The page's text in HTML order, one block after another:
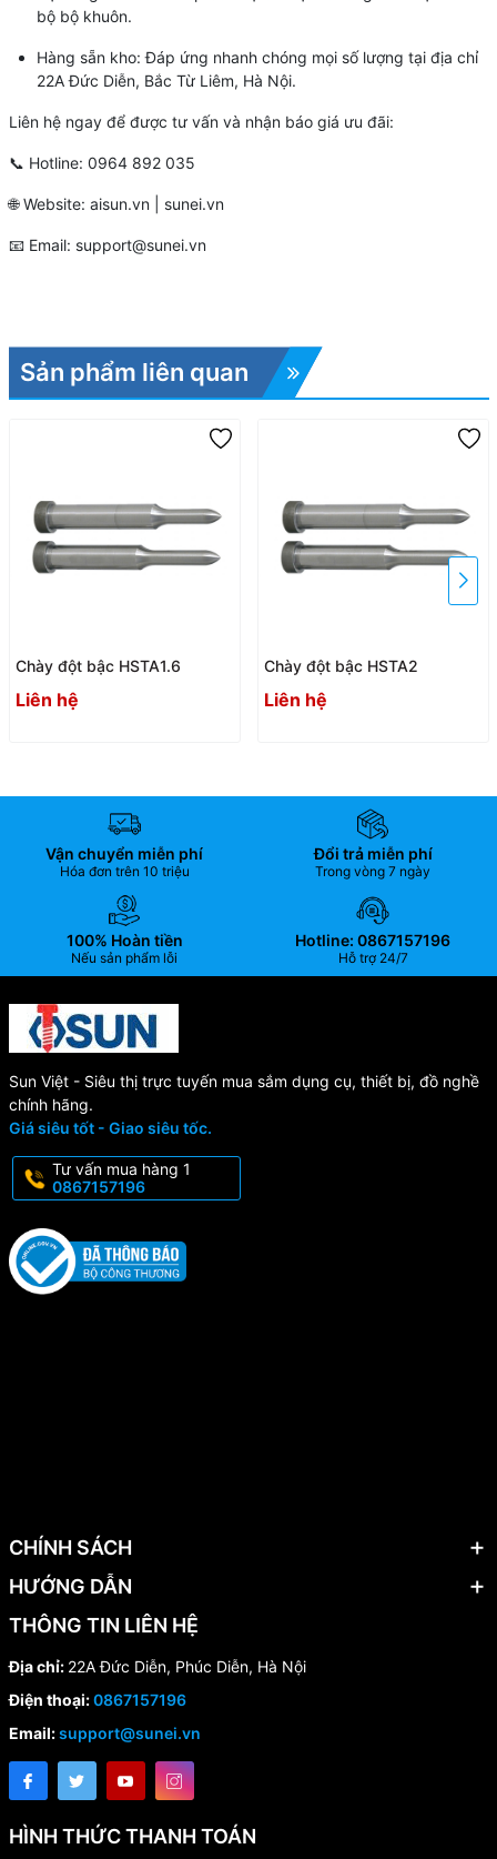
bộ bộ khuôn.
Hàng sẵn kho: Đáp ứng nhanh chóng mọi số lượng tại địa chỉ
22A Đức Diễn, Bắc Từ Liêm, Hà Nội.
Liên hệ ngay để được tư vấn và nhận báo giá ưu đãi:
📞 Hotline: 0964 892 035
🌐 Website: aisun.vn | sunei.vn
📧 Email: support@sunei.vn
Sản phẩm liên quan
Chày đột bậc HSTA1.6
Liên hệ
Chày đột bậc HSTA2
Liên hệ
Vận chuyển miễn phí
Hóa đơn trên 10 triệu
Đổi trả miễn phí
Trong vòng 7 ngày
100% Hoàn tiền
Nếu sản phẩm lỗi
Hotline: 0867157196
Hỗ trợ 24/7
Sun Việt - Siêu thị trực tuyến mua sắm dụng cụ, thiết bị, đồ nghề
chính hãng.
Giá siêu tốt - Giao siêu tốc.
Tư vấn mua hàng 1
0867157196
CHÍNH SÁCH
HƯỚNG DẪN
THÔNG TIN LIÊN HỆ
Địa chỉ: 22A Đức Diễn, Phúc Diễn, Hà Nội
Điện thoại:0867157196
Email:support@sunei.vn
HÌNH THỨC THANH TOÁN